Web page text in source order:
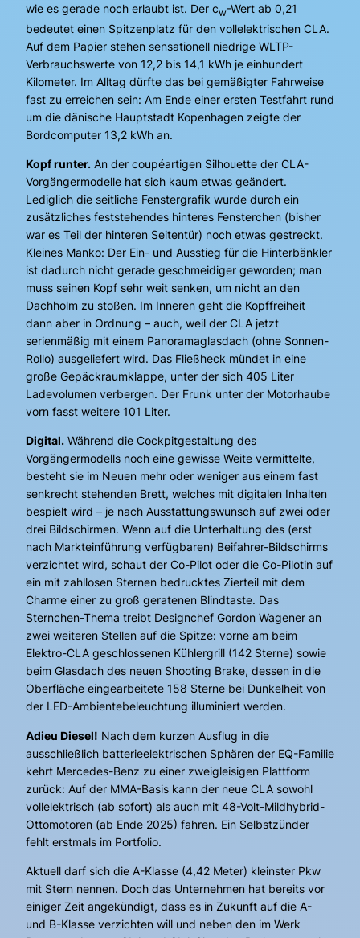
wie es gerade noch erlaubt ist. Der cw-Wert ab 0,21
bedeutet einen Spitzenplatz für den vollelektrischen CLA.
Auf dem Papier stehen sensationell niedrige WLTP-
Verbrauchswerte von 12,2 bis 14,1 kWh je einhundert
Kilometer. Im Alltag dürfte das bei gemäßigter Fahrweise
fast zu erreichen sein: Am Ende einer ersten Testfahrt rund
um die dänische Hauptstadt Kopenhagen zeigte der
Bordcomputer 13,2 kWh an.
Kopf runter. An der coupéartigen Silhouette der CLA-
Vorgängermodelle hat sich kaum etwas geändert.
Lediglich die seitliche Fenstergrafik wurde durch ein
zusätzliches feststehendes hinteres Fensterchen (bisher
war es Teil der hinteren Seitentür) noch etwas gestreckt.
Kleines Manko: Der Ein- und Ausstieg für die Hinterbänkler
ist dadurch nicht gerade geschmeidiger geworden; man
muss seinen Kopf sehr weit senken, um nicht an den
Dachholm zu stoßen. Im Inneren geht die Kopffreiheit
dann aber in Ordnung – auch, weil der CLA jetzt
serienmäßig mit einem Panoramaglasdach (ohne Sonnen-
Rollo) ausgeliefert wird. Das Fließheck mündet in eine
große Gepäckraumklappe, unter der sich 405 Liter
Ladevolumen verbergen. Der Frunk unter der Motorhaube
vorn fasst weitere 101 Liter.
Digital. Während die Cockpitgestaltung des
Vorgängermodells noch eine gewisse Weite vermittelte,
besteht sie im Neuen mehr oder weniger aus einem fast
senkrecht stehenden Brett, welches mit digitalen Inhalten
bespielt wird – je nach Ausstattungswunsch auf zwei oder
drei Bildschirmen. Wenn auf die Unterhaltung des (erst
nach Markteinführung verfügbaren) Beifahrer-Bildschirms
verzichtet wird, schaut der Co-Pilot oder die Co-Pilotin auf
ein mit zahllosen Sternen bedrucktes Zierteil mit dem
Charme einer zu groß geratenen Blindtaste. Das
Sternchen-Thema treibt Designchef Gordon Wagener an
zwei weiteren Stellen auf die Spitze: vorne am beim
Elektro-CLA geschlossenen Kühlergrill (142 Sterne) sowie
beim Glasdach des neuen Shooting Brake, dessen in die
Oberfläche eingearbeitete 158 Sterne bei Dunkelheit von
der LED-Ambientebeleuchtung illuminiert werden.
Adieu Diesel! Nach dem kurzen Ausflug in die
ausschließlich batterieelektrischen Sphären der EQ-Familie
kehrt Mercedes-Benz zu einer zweigleisigen Plattform
zurück: Auf der MMA-Basis kann der neue CLA sowohl
vollelektrisch (ab sofort) als auch mit 48-Volt-Mildhybrid-
Ottomotoren (ab Ende 2025) fahren. Ein Selbstzünder
fehlt erstmals im Portfolio.
Aktuell darf sich die A-Klasse (4,42 Meter) kleinster Pkw
mit Stern nennen. Doch das Unternehmen hat bereits vor
einiger Zeit angekündigt, dass es in Zukunft auf die A-
und B-Klasse verzichten will und neben den im Werk